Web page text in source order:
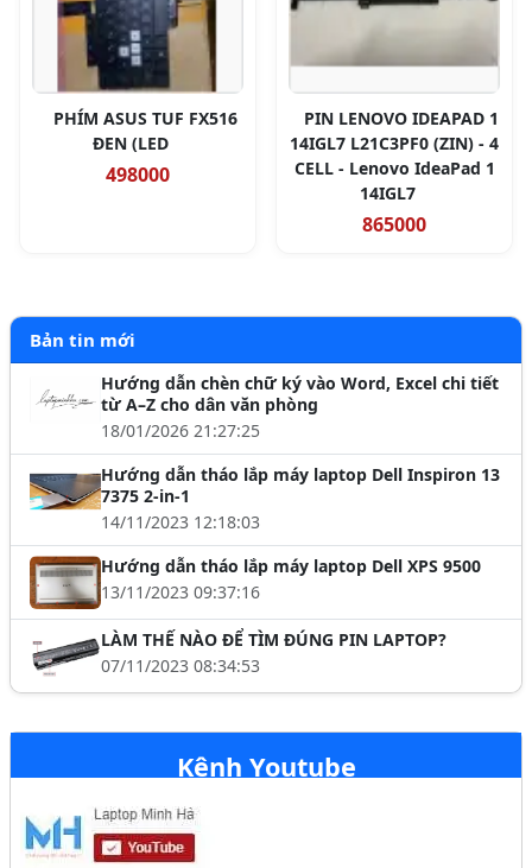
PHÍM ASUS TUF FX516
ĐEN (LED
498000
PIN LENOVO IDEAPAD 1
14IGL7 L21C3PF0 (ZIN) - 4
CELL - Lenovo IdeaPad 1
14IGL7
865000
Bản tin mới
Hướng dẫn chèn chữ ký vào Word, Excel chi tiết
từ A–Z cho dân văn phòng
18/01/2026 21:27:25
Hướng dẫn tháo lắp máy laptop Dell Inspiron 13
7375 2-in-1
14/11/2023 12:18:03
Hướng dẫn tháo lắp máy laptop Dell XPS 9500
13/11/2023 09:37:16
LÀM THẾ NÀO ĐỂ TÌM ĐÚNG PIN LAPTOP?
07/11/2023 08:34:53
Kênh Youtube